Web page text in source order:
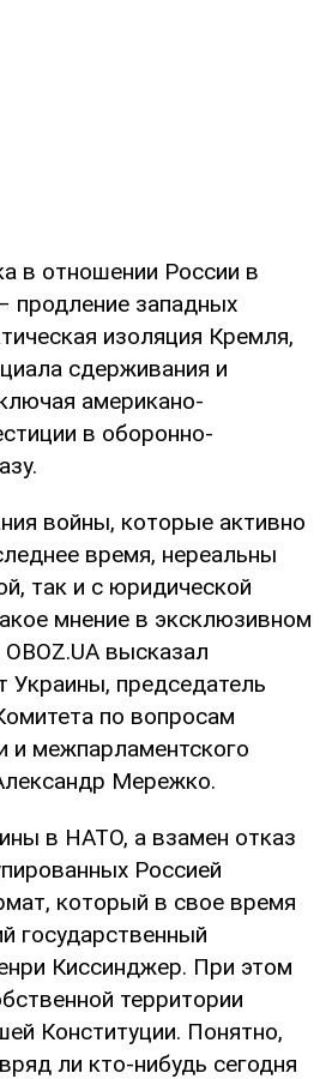
в отношении России в
продление западных
изоляция Кремля,
сдерживания и
американо-
в оборонно-
войны, которые активно
время, нереальны
так и с юридической
мнение в эксклюзивном
высказал
Украины, председатель
по вопросам
и межпарламентского
Мережко.
в НАТО, а взамен отказ
Россией
который в свое время
государственный
Киссинджер. При этом
территории
Конституции. Понятно,
ли кто-нибудь сегодня